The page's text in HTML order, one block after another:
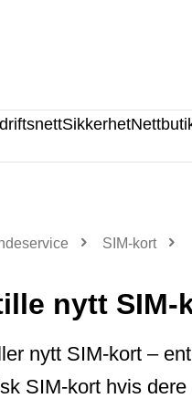
Sikkerhet
SIM-kort
nytt SIM-
nytt SIM-kort –
SIM-kort hvis